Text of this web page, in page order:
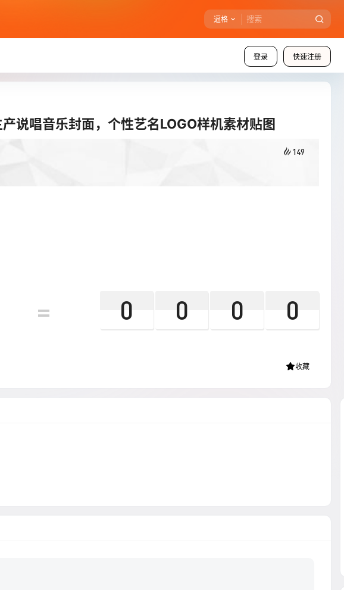
逼格
登录 快速注册
说唱音乐封面，个性艺名LOGO样机素材贴图
149
= 0 0 0 0
收藏